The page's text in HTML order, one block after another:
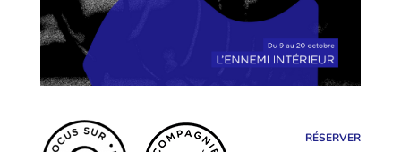
RÉSERVER